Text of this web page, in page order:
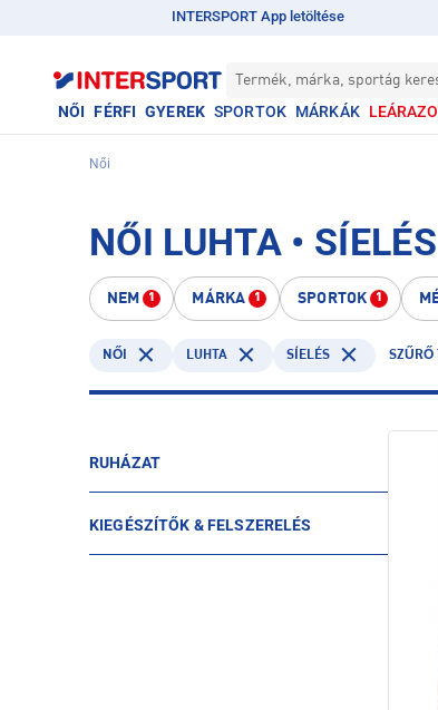
INTERSPORT App letöltése
Termék, márka, sportág
NŐI FÉRFI GYEREK SPORTOK MÁRKÁK
Női
NŐI LUHTA • SÍELÉS
NEM 1 MÁRKA 1 SPORTOK 1
NŐI LUHTA SÍELÉS SZŰRŐ
RUHÁZAT
KIEGÉSZÍTŐK & FELSZERELÉS